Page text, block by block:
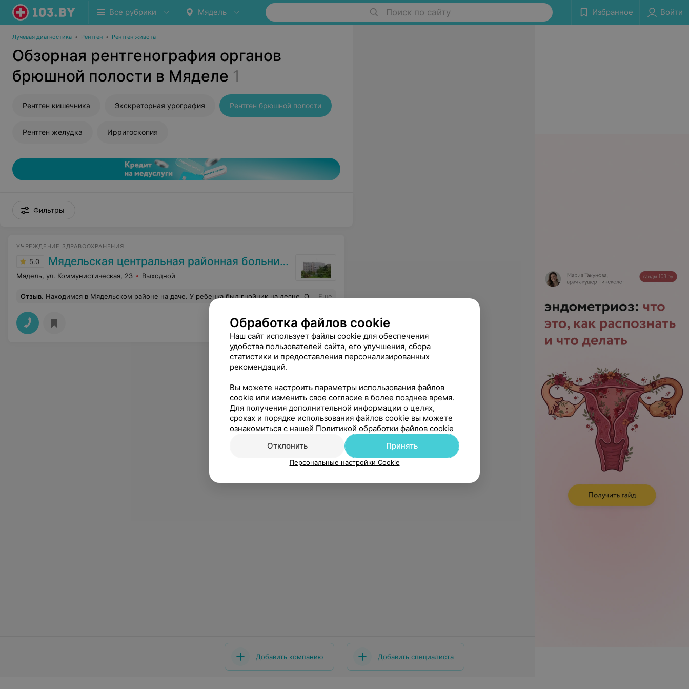
Все рубрики Мядель Поиск по сайту Избранное Войти
Лучевая диагностика • Рентген • Рентген живота
Обзорная рентгенография органов
брюшной полости в Мяделе 1
Рентген кишечника Экскреторная урография Рентген брюшной полости
Рентген желудка Ирригоскопия
Фильтры
УЧРЕЖДЕНИЕ ЗДРАВООХРАНЕНИЯ
5.0 Мядельская центральная районная больница
Мядель, ул. Коммунистическая, 23 Выходной
Отзыв. Находимся в Мядельском районе на даче. У ребенка был гнойник на десне. Обратились в Мядельскую ЦРБ. Приняли без проблем и вопросов. Стоматолог быстро обработала десну, дала рекомендации. Спасибо за оперативность и вежливость! Еще
Добавить компанию Добавить специалиста
Обработка файлов cookie
Наш сайт использует файлы cookie для обеспечения
удобства пользователей сайта, его улучшения, сбора
статистики и предоставления персонализированных
рекомендаций.
Вы можете настроить параметры использования файлов
cookie или изменить свое согласие в более позднее время.
Для получения дополнительной информации о целях,
сроках и порядке использования файлов cookie вы можете
ознакомиться с нашей Политикой обработки файлов cookie
Отклонить
Принять
Персональные настройки Cookie